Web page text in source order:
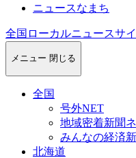
ニュースなまち
全国ローカルニュースサ
メニュー 閉じる
全国
号外NET
地域密着新聞
みんなの経済
北海道